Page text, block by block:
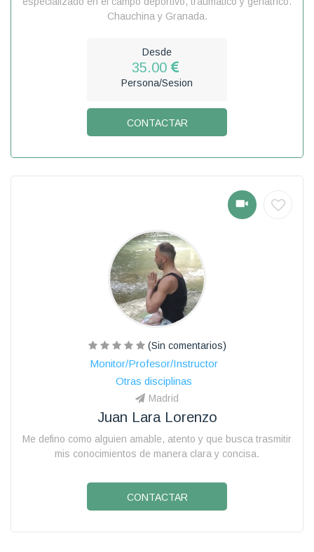
Chauchina y Granada.
Desde
35.00
Persona/Sesion
CONTACTAR
(Sin comentarios)
Monitor/Profesor/Instructor
Otras disciplinas
Madrid
Juan Lara Lorenzo
Me defino como alguien amable, atento y que busca trasmitir
mis conocimientos de manera clara y concisa.
CONTACTAR